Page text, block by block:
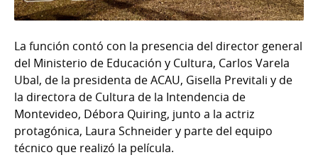
La función contó con la presencia del director general
del Ministerio de Educación y Cultura, Carlos Varela
Ubal, de la presidenta de ACAU, Gisella Previtali y de
la directora de Cultura de la Intendencia de
Montevideo, Débora Quiring, junto a la actriz
protagónica, Laura Schneider y parte del equipo
técnico que realizó la película.